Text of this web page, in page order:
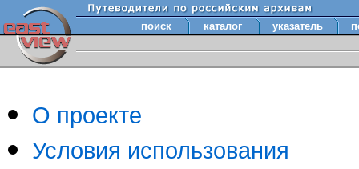
поиск каталог указатель
О проекте
Условия использования